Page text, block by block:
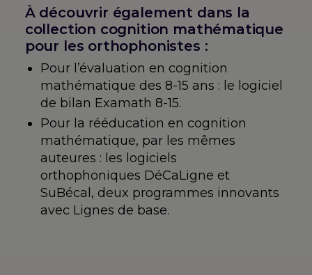
À découvrir également dans la
collection cognition mathématique
pour les orthophonistes :
Pour l’évaluation en cognition
mathématique des 8-15 ans : le logiciel
de bilan Examath 8-15.
Pour la rééducation en cognition
mathématique, par les mêmes
auteures : les logiciels
orthophoniques DéCaLigne et
SuBécal, deux programmes innovants
avec Lignes de base.